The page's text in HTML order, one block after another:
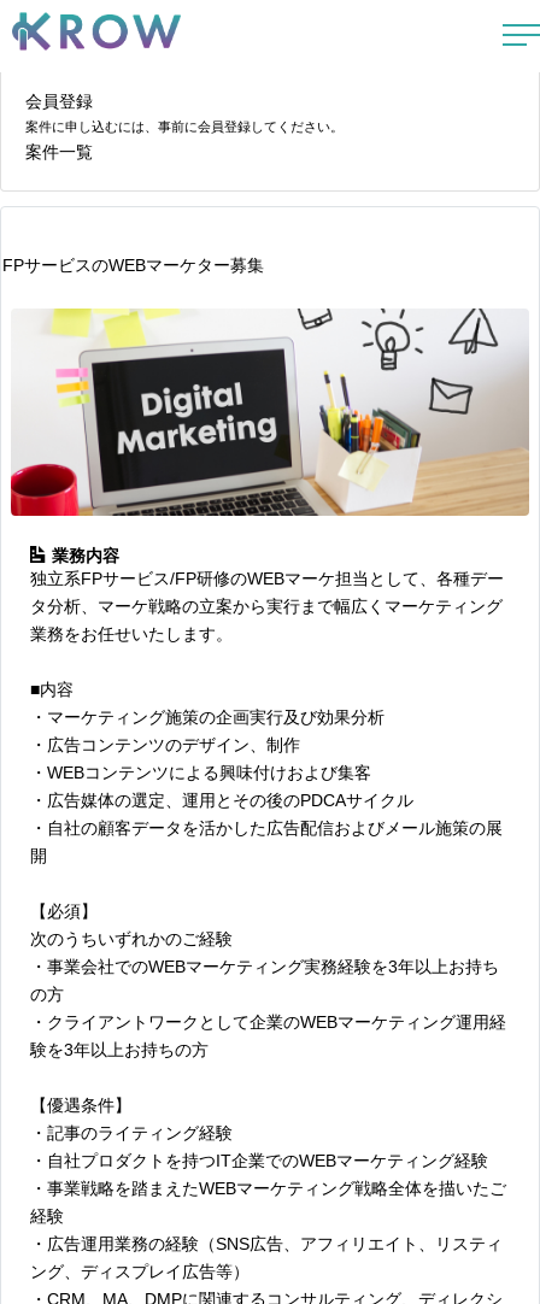
会員登録
案件に申し込むには、事前に会員登録してください。
案件一覧
FPサービスのWEBマーケター募集
業務内容
独立系FPサービス/FP研修のWEBマーケ担当として、各種デー
タ分析、マーケ戦略の立案から実行まで幅広くマーケティング
業務をお任せいたします。
■内容
・マーケティング施策の企画実行及び効果分析
・広告コンテンツのデザイン、制作
・WEBコンテンツによる興味付けおよび集客
・広告媒体の選定、運用とその後のPDCAサイクル
・自社の顧客データを活かした広告配信およびメール施策の展
開
【必須】
次のうちいずれかのご経験
・事業会社でのWEBマーケティング実務経験を3年以上お持ち
の方
・クライアントワークとして企業のWEBマーケティング運用経
験を3年以上お持ちの方
【優遇条件】
・記事のライティング経験
・自社プロダクトを持つIT企業でのWEBマーケティング経験
・事業戦略を踏まえたWEBマーケティング戦略全体を描いたご
経験
・広告運用業務の経験（SNS広告、アフィリエイト、リスティ
ング、ディスプレイ広告等）
・CRM、MA、DMPに関連するコンサルティング、ディレクシ